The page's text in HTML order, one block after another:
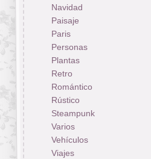
Navidad
Paisaje
Paris
Personas
Plantas
Retro
Romántico
Rústico
Steampunk
Varios
Vehículos
Viajes